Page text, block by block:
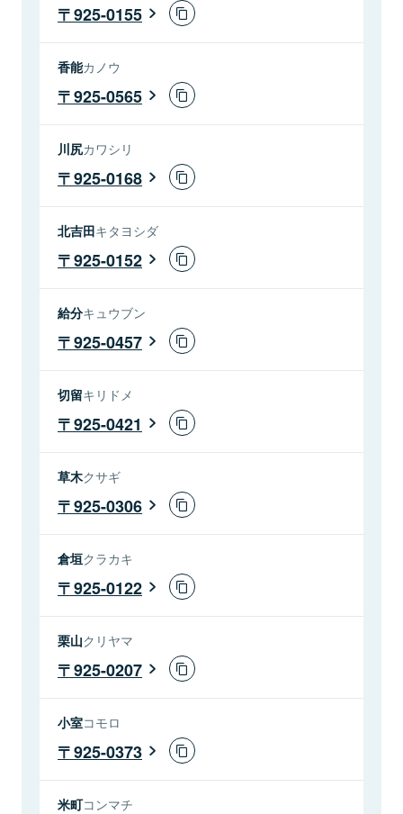
925-0155
香能カノウ
925-0565
川尻カワシリ
925-0168
北吉田キタヨシダ
925-0152
給分キュウブン
925-0457
切留キリドメ
925-0421
草木クサギ
925-0306
倉垣クラカキ
925-0122
栗山クリヤマ
925-0207
小室コモロ
925-0373
米町コンマチ